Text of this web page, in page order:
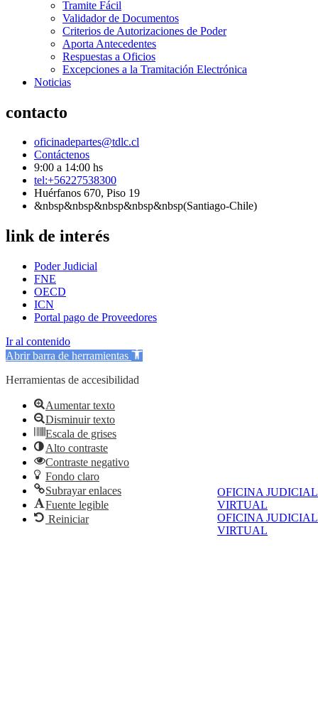
OFICINA JUDICIAL
VIRTUAL
OFICINA JUDICIAL
VIRTUAL
Tramite Fácil
Validador de Documentos
Criterios de Autorizaciones de Poder
Aporta Antecedentes
Respuestas a Oficios
Excepciones a la Tramitación Electrónica
Noticias
contacto
oficinadepartes@tdlc.cl
Contáctenos
9:00 a 14:00 hs
tel:+56227538300
Huérfanos 670, Piso 19
&nbsp&nbsp&nbsp&nbsp&nbsp(Santiago-Chile)
link de interés
Poder Judicial
FNE
OECD
ICN
Portal pago de Proveedores
Ir al contenido
Abrir barra de herramientas
Herramientas de accesibilidad
Aumentar texto
Disminuir texto
Escala de grises
Alto contraste
Contraste negativo
Fondo claro
Subrayar enlaces
Fuente legible
Reiniciar